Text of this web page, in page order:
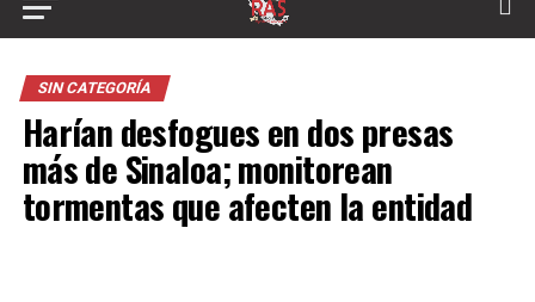
SIN CATEGORÍA
Harían desfogues en dos presas
más de Sinaloa; monitorean
tormentas que afecten la entidad